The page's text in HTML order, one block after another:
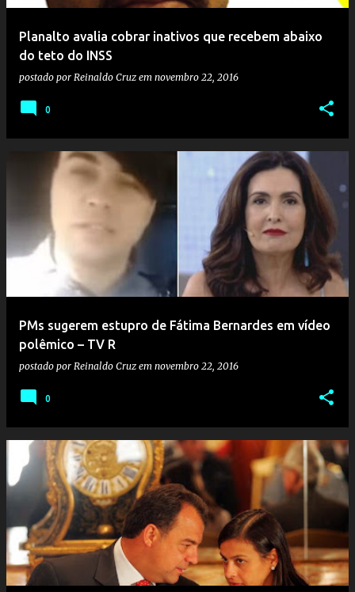
Planalto avalia cobrar inativos que recebem abaixo
do teto do INSS
postado por Reinaldo Cruz em novembro 22, 2016
0
PMs sugerem estupro de Fátima Bernardes em vídeo
polêmico – TV R
postado por Reinaldo Cruz em novembro 22, 2016
0